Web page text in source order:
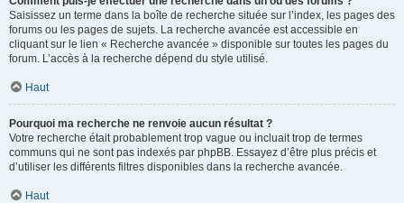
Saisissez un terme dans la boîte de recherche située sur l’index, les pages des
forums ou les pages de sujets. La recherche avancée est accessible en
cliquant sur le lien « Recherche avancée » disponible sur toutes les pages du
forum. L’accès à la recherche dépend du style utilisé.
Haut
Pourquoi ma recherche ne renvoie aucun résultat ?
Votre recherche était probablement trop vague ou incluait trop de termes
communs qui ne sont pas indexés par phpBB. Essayez d’être plus précis et
d’utiliser les différents filtres disponibles dans la recherche avancée.
Haut